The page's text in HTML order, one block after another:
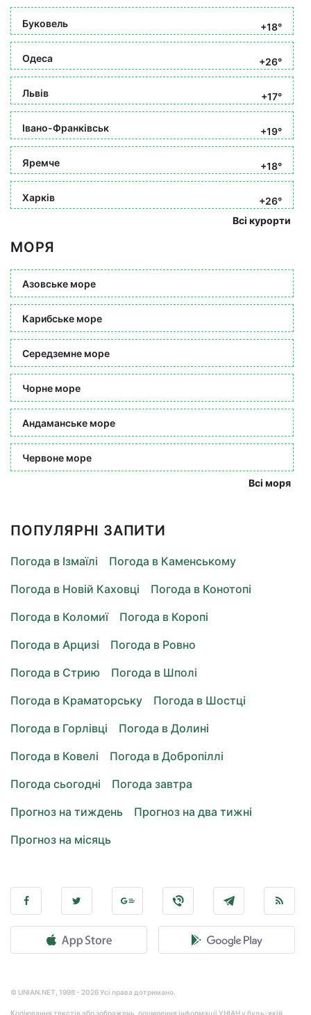
Буковель +18°
Одеса +26°
Львів +17°
Івано-Франківськ +19°
Яремче +18°
Харків
+26°
Всі курорти
МОРЯ
Азовське море
Карибське море
Середземне море
Чорне море
Андаманське море
Червоне море
Всі моря
ПОПУЛЯРНІ ЗАПИТИ
Погода в Ізмаїлі
Погода в Каменському
Погода в Новій Каховці
Погода в Конотопі
Погода в Коломиї
Погода в Коропі
Погода в Арцизі
Погода в Ровно
Погода в Стрию
Погода в Шполі
Погода в Краматорську
Погода в Шостці
Погода в Горлівці
Погода в Долині
Погода в Ковелі
Погода в Добропіллі
Погода сьогодні
Погода завтра
Прогноз на тиждень
Прогноз на два тижні
Прогноз на місяць
© UNIAN.NET, 1998 - 2026 Усі права дотримано.
Копіювання текстів або зображень, поширення інформації УНІАН у будь-якій